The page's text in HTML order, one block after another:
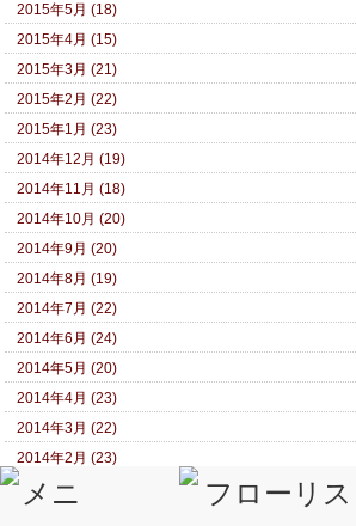
2015年5月 (18)
2015年4月 (15)
2015年3月 (21)
2015年2月 (22)
2015年1月 (23)
2014年12月 (19)
2014年11月 (18)
2014年10月 (20)
2014年9月 (20)
2014年8月 (19)
2014年7月 (22)
2014年6月 (24)
2014年5月 (20)
2014年4月 (23)
2014年3月 (22)
2014年2月 (23)
2014年1月 (26)